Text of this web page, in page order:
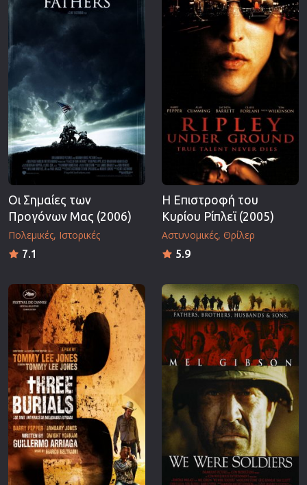
Οι Σημαίες των
Προγόνων Μας (2006)
Πολεμικές Ιστορικές
7.1
Η Επιστροφή του
Κυρίου Ρίπλεϊ (2005)
Αστυνομικές Θρίλερ
5.9